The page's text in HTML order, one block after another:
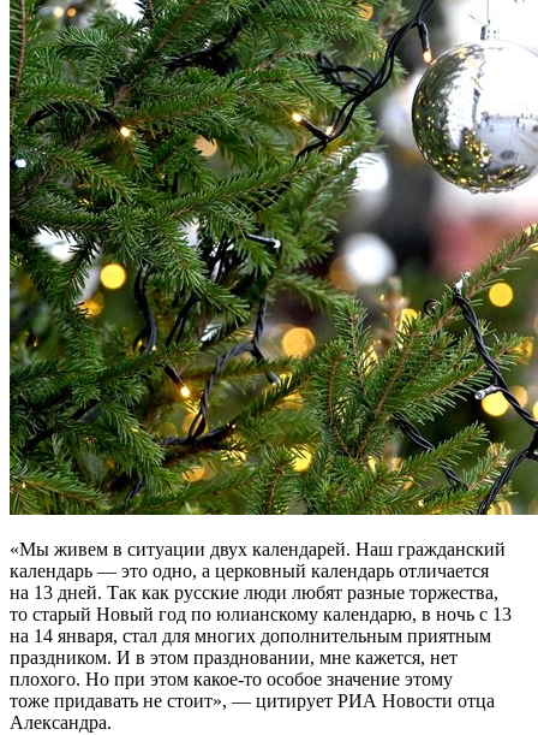
«Мы живем в ситуации двух календарей. Наш гражданский
календарь — это одно, а церковный календарь отличается
на 13 дней. Так как русские люди любят разные торжества,
то старый Новый год по юлианскому календарю, в ночь с 13
на 14 января, стал для многих дополнительным приятным
праздником. И в этом праздновании, мне кажется, нет
плохого. Но при этом какое-то особое значение этому
тоже придавать не стоит», — цитирует РИА Новости отца
Александра.